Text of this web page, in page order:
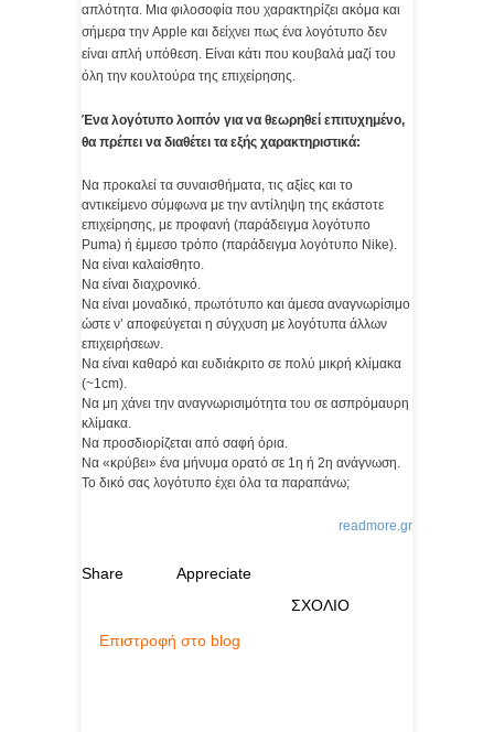
απλότητα. Μια φιλοσοφία που χαρακτηρίζει ακόμα και
σήμερα την Apple και δείχνει πως ένα λογότυπο δεν
είναι απλή υπόθεση. Είναι κάτι που κουβαλά μαζί του
όλη την κουλτούρα της επιχείρησης.
Ένα λογότυπο λοιπόν για να θεωρηθεί επιτυχημένο,
θα πρέπει να διαθέτει τα εξής χαρακτηριστικά:
Nα προκαλεί τα συναισθήματα, τις αξίες και το
αντικείμενο σύμφωνα με την αντίληψη της εκάστοτε
επιχείρησης, με προφανή (παράδειγμα λογότυπο
Puma) ή έμμεσο τρόπο (παράδειγμα λογότυπο Nike).
Να είναι καλαίσθητο.
Να είναι διαχρονικό.
Να είναι μοναδικό, πρωτότυπο και άμεσα αναγνωρίσιμο
ώστε ν’ αποφεύγεται η σύγχυση με λογότυπα άλλων
επιχειρήσεων.
Να είναι καθαρό και ευδιάκριτο σε πολύ μικρή κλίμακα
(~1cm).
Nα μη χάνει την αναγνωρισιμότητα του σε ασπρόμαυρη
κλίμακα.
Να προσδιορίζεται από σαφή όρια.
Nα «κρύβει» ένα μήνυμα ορατό σε 1η ή 2η ανάγνωση.
Το δικό σας λογότυπο έχει όλα τα παραπάνω;
readmore.gr
Share
Appreciate
ΣΧΟΛΙΟ
Επιστροφή στο blog